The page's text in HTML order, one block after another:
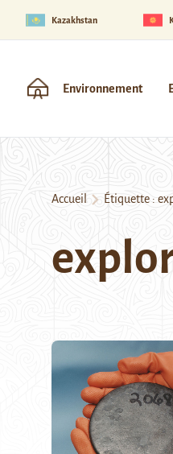
Kazakhstan
Environnement
Accueil Étiquette :